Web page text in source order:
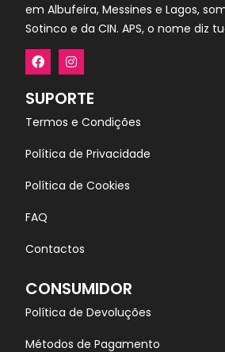
em Albufeira, Messines e Lagos,
Sotinco e da CIN. APS, o nome diz
SUPORTE
Termos e Condições
Política de Privacidade
Política de Cookies
FAQ
Contactos
CONSUMIDOR
Política de Devoluções
Métodos de Pagamento